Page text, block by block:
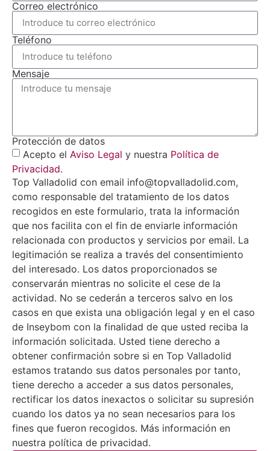
Correo electrónico
Teléfono
Mensaje
Protección de datos
Acepto el Aviso Legal y nuestra Política de
Privacidad.
Top Valladolid con email info@topvalladolid.com,
como responsable del tratamiento de los datos
recogidos en este formulario, trata la información
que nos facilita con el fin de enviarle información
relacionada con productos y servicios por email. La
legitimación se realiza a través del consentimiento
del interesado. Los datos proporcionados se
conservarán mientras no solicite el cese de la
actividad. No se cederán a terceros salvo en los
casos en que exista una obligación legal y en el caso
de Inseybom con la finalidad de que usted reciba la
información solicitada. Usted tiene derecho a
obtener confirmación sobre si en Top Valladolid
estamos tratando sus datos personales por tanto,
tiene derecho a acceder a sus datos personales,
rectificar los datos inexactos o solicitar su supresión
cuando los datos ya no sean necesarios para los
fines que fueron recogidos. Más información en
nuestra política de privacidad.